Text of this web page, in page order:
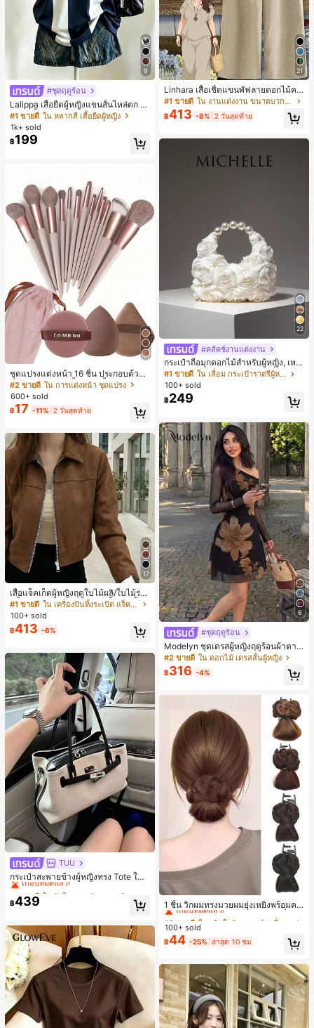
9
#ชุดฤดูร้อน
Lalippa เสื้อยืดผู้หญิงแขนสั้นไหล่ตก ค
อวีปกเสื้อ ลายพิมพ์ดิจิทัลลายทาง สไตล์
สปอร์ตแฟชั่นมินิมอล ของขวัญสำหรับเ
พื่อน
#1 ขายดี ใน หลากสี เสื้อยืดผู้หญิง
1k+ sold
฿199
ชุดแปรงแต่งหน้า 16 ชิ้น ประกอบด้วยแ
ปรงแต่งหน้า 13 ชิ้น, ฟองน้ำแต่งหน้ารู
ปหยดน้ำ 1 ชิ้น, แปรงแป้งรองพื้นกลม 1
ชิ้น และฟองน้ำแต่งหน้ารูปสามเหลี่ยม
1 ชิ้น - ชุดคลาสสิก ทำจากขนสังเคราะ
ห์นุ่มและเป็นมิตรต่อผิว เหมาะสำหรับผู้
หญิงและเด็กผู้หญิง เหมาะสำหรับฤดูใบ
ไม้ร่วงและฤดูหนาว
#2 ขายดี ใน การแต่งหน้า ชุดแปรง
600+ sold
฿17 -11% 2 วันสุดท้าย
17
เสื้อแจ็คเก็ตผู้หญิงฤดูใบไม้ผลิ/ใบไม้ร่วง
สีพื้น หนังเทียม สไตล์ปกคอเสื้อ ซิปขึ้น
แขนยาว สไตล์ลำลอง วิทยาลัย สนามบิ
น เสื้อนอก สีน้ำตาล สไตล์สบายๆ ฤดูใบ
ไม้ร่วง
#1 ขายดี
ใน เครื่องบินทิ้งระเบิด แจ็คเก็ตผู้หญิง
100+ sold
฿413 -6%
TUU
กระเป๋าสะพายข้างผู้หญิงทรง Tote ใบเ
ล็ก สไตล์วินเทจ ผิวด้าน คอลเลกชันให
ม่ฤดูร้อน 2026 สำหรับเดินทางไปทำงา
น แมตช์ง่าย
#1 ขายดี
เกือบหมดแล้ว!
#1 ขายดี
เกือบหมดแล้ว!
#1 ขายดี
เกือบหมดแล้ว!
เกือบหมดแล้ว!
฿439
21
Linhara เสื้อเชิ้ตแขนพัฟลายดอกไม้คอ
ปกไม่สมมาตรสำหรับผู้หญิงไซส์ใหญ่ +
กางเกงลำลองทรงหลวมเอวยางยืด 2 ชิ้
น สำหรับฤดูใบไม้ผลิ/ฤดูร้อน
#1 ขายดี ใน งานแต่งงาน ขนาดบวก Co-Ords
฿413 -8% 2 วันสุดท้าย
22
#คลัตช์งานแต่งงาน
กระเป๋าถือมุกดอกไม้สำหรับผู้หญิง, เหม
าะสำหรับชุดราตรี, ชุดบอล, เครื่องประ
ดับงานแต่งงาน, กระเป๋าสตางค์สุภาพส
ตรีหรูหรา, ของขวัญสำหรับผู้หญิง (ลาย
สุ่ม)
#1 ขายดี
ใน เลื่อม กระเป๋าราตรีผู้หญิง
100+ sold
฿249
6
#ชุดฤดูร้อน
Modelyn ชุดเดรสผู้หญิงฤดูร้อนผ้าตาข่
ายพิมพ์ลาย คอไม่สมมาตร จับจีบ หรูหร
า เซ็กซี่
#2 ขายดี ใน ดอกไม้ เดรสสั้นผู้หญิง
฿316 -4%
1 ชิ้น วิกผมทรงมวยผมยุ่งเหยิงพร้อมคลิ
ปหนีบผม, คลิปหนีบผมสังเคราะห์ที่ได้รั
บการอัปเกรดแฟชั่น, วิกผมเส้นใยทนคว
ามร้อนสูงที่ออกแบบมาสำหรับผู้หญิง, ใ
ช้งานง่ายโดยไม่ต้องใช้เครื่องมือ, เหมา
ะสำหรับสไตล์สบายๆ, อุปกรณ์เสริมผมที่
สมบูรณ์แบบสำหรับผู้หญิง คลิปหนีบผม
คลิปหนีบผมสบายๆ แฟชั่นผม คลิปหนีบ
ผมหรูหรา ฤดูร้อน ชายหาด วันหยุด
#3 ขายดี
ใน เส้นใยสังเคราะห์ เครื่องประดับผมผู้หญิง
เกือบหมดแล้ว!
#3 ขายดี
เกือบหมดแล้ว!
#3 ขายดี
เกือบหมดแล้ว!
#3 ขายดี
ใน เส้นใยสังเคราะห์ เครื่องประดับผมผู้หญิง
100+ sold
฿44 -25% ล่าสุด 10 ชม